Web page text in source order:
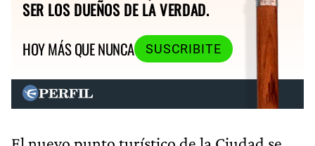
SER LOS DUEÑOS DE LA VERDAD.
HOY MÁS QUE NUNCA
SUSCRIBITE